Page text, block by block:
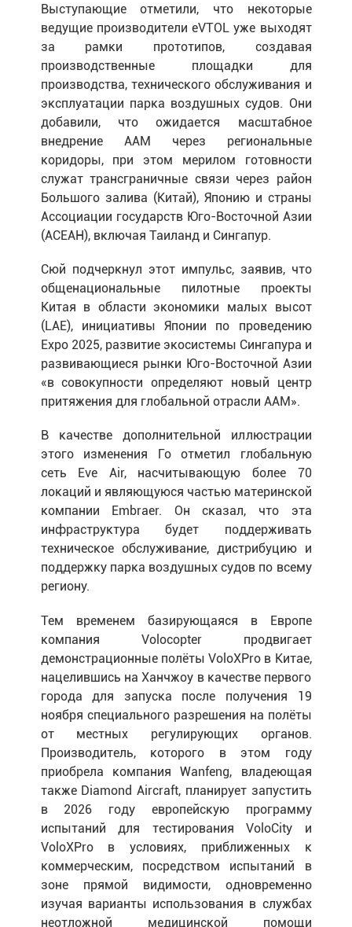
Выступающие отметили, что некоторые
ведущие производители eVTOL уже выходят
за рамки прототипов, создавая
производственные площадки для
производства, технического обслуживания и
эксплуатации парка воздушных судов. Они
добавили, что ожидается масштабное
внедрение AAM через региональные
коридоры, при этом мерилом готовности
служат трансграничные связи через район
Большого залива (Китай), Японию и страны
Ассоциации государств Юго-Восточной Азии
(АСЕАН), включая Таиланд и Сингапур.
Сюй подчеркнул этот импульс, заявив, что
общенациональные пилотные проекты
Китая в области экономики малых высот
(LAE), инициативы Японии по проведению
Expo 2025, развитие экосистемы Сингапура и
развивающиеся рынки Юго-Восточной Азии
«в совокупности определяют новый центр
притяжения для глобальной отрасли AAM».
В качестве дополнительной иллюстрации
этого изменения Го отметил глобальную
сеть Eve Air, насчитывающую более 70
локаций и являющуюся частью материнской
компании Embraer. Он сказал, что эта
инфраструктура будет поддерживать
техническое обслуживание, дистрибуцию и
поддержку парка воздушных судов по всему
региону.
Тем временем базирующаяся в Европе
компания Volocopter продвигает
демонстрационные полёты VoloXPro в Китае,
нацелившись на Ханчжоу в качестве первого
города для запуска после получения 19
ноября специального разрешения на полёты
от местных регулирующих органов.
Производитель, которого в этом году
приобрела компания Wanfeng, владеющая
также Diamond Aircraft, планирует запустить
в 2026 году европейскую программу
испытаний для тестирования VoloCity и
VoloXPro в условиях, приближенных к
коммерческим, посредством испытаний в
зоне прямой видимости, одновременно
изучая варианты использования в службах
неотложной медицинской помощи